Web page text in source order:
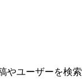
やユーザーを検